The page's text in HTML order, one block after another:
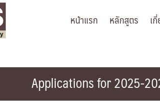
หน้าแรก หลักสูตร เ
Applications for 2025-